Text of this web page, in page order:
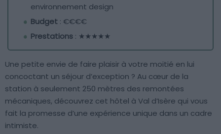
environnement design
Budget : €€€€
Prestations : ★★★★★
Une petite envie de faire plaisir à votre moitié en lui
concoctant un séjour d’exception ? Au cœur de la
station à seulement 250 mètres des remontées
mécaniques, découvrez cet hôtel à Val d’Isère qui vous
fait la promesse d’une expérience unique dans un cadre
intimiste.